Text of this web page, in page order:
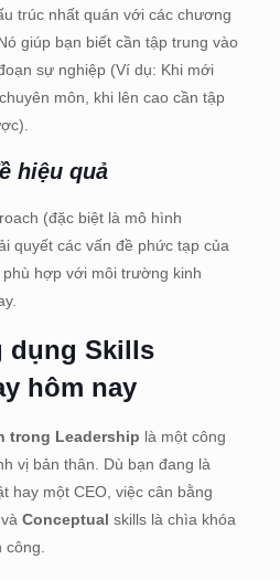
trúc nhất quán với các chương
giúp bạn biết cần tập trung vào
sự nghiệp (Ví dụ: Khi mới
môn, khi lên cao cần tập
hiệu quả
(đặc biệt là mô hình
quyết các vấn đề phức tạp của
hợp với môi trường kinh
dụng Skills
hôm nay
trong Leadership là một công
vị bản thân. Dù bạn đang là
hay một CEO, việc cân bằng
và Conceptual skills là chìa khóa